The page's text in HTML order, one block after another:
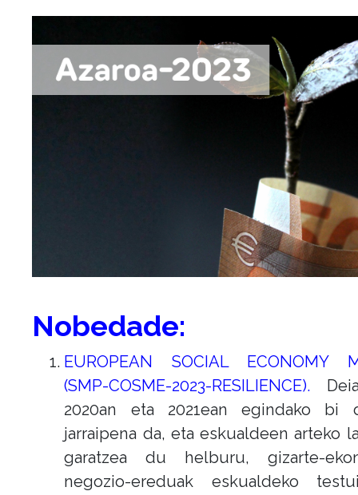
Nobedade:
EUROPEAN SOCIAL ECONOMY
(SMP-COSME-2023-RESILIENCE).
2020an eta 2021ean egindako bi
jarraipena da, eta eskualdeen arteko
garatzea du helburu, gizarte-
negozio-ereduak eskualdeko